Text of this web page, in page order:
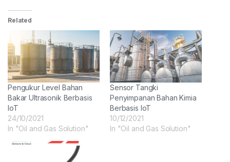
Related
Pengukur Level Bahan
Bakar Ultrasonik Berbasis
IoT
24/10/2021
In "Oil and Gas Solution"
Sensor Tangki
Penyimpanan Bahan Kimia
Berbasis IoT
10/12/2021
In "Oil and Gas Solution"